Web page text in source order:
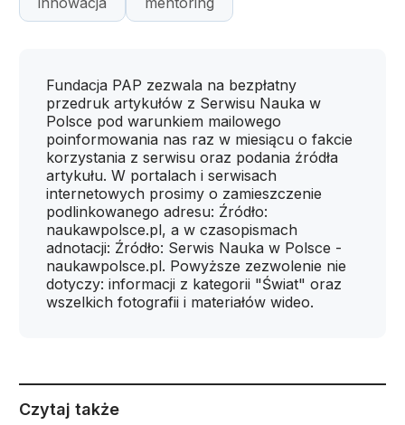
Fundacja PAP zezwala na bezpłatny
przedruk artykułów z Serwisu Nauka w
Polsce pod warunkiem mailowego
poinformowania nas raz w miesiącu o fakcie
korzystania z serwisu oraz podania źródła
artykułu. W portalach i serwisach
internetowych prosimy o zamieszczenie
podlinkowanego adresu: Źródło:
naukawpolsce.pl, a w czasopismach
adnotacji: Źródło: Serwis Nauka w Polsce -
naukawpolsce.pl. Powyższe zezwolenie nie
dotyczy: informacji z kategorii "Świat" oraz
wszelkich fotografii i materiałów wideo.
Czytaj także